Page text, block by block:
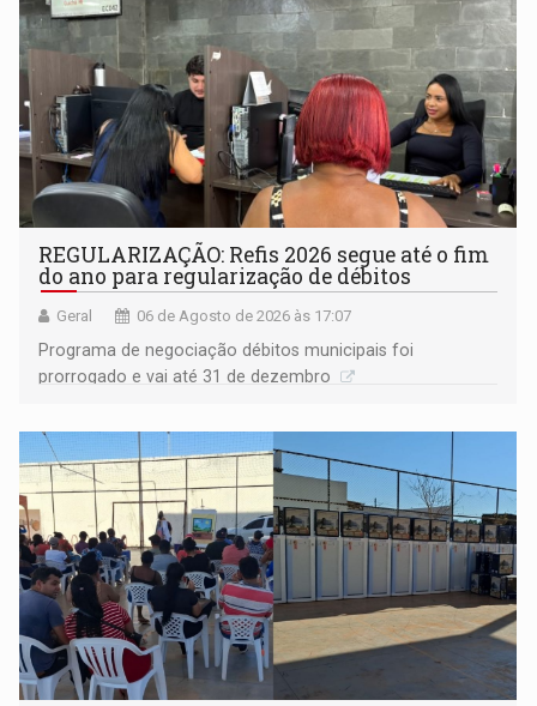
REGULARIZAÇÃO: Refis 2026 segue até o fim
do ano para regularização de débitos
Geral 06 de Agosto de 2026 às 17:07
Programa de negociação débitos municipais foi
prorrogado e vai até 31 de dezembro